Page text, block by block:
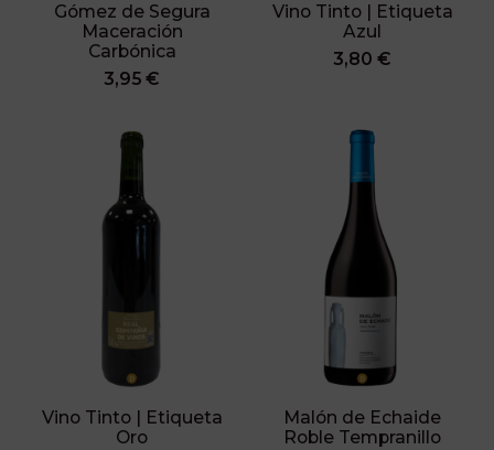
Gómez de Segura
Maceración
Carbónica
3,95 €
Vino Tinto | Etiqueta
Azul
3,80 €
Vino Tinto | Etiqueta
Oro
Malón de Echaide
Roble Tempranillo